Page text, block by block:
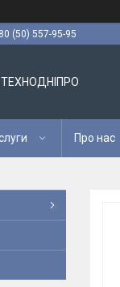
(50) 557-95-95
Про нас